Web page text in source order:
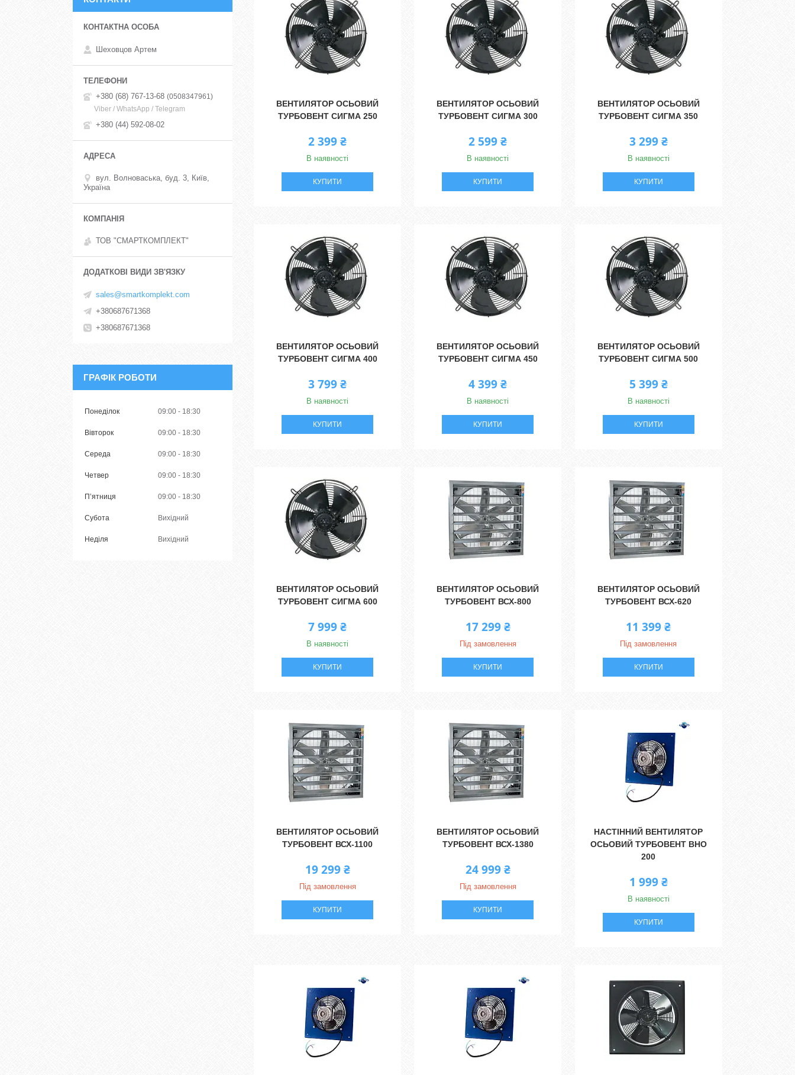
ВЕНТИЛЯТОР ОСЬОВИЙ
ТУРБОВЕНТ СИГМА 250
2 399 ₴
В наявності
КУПИТИ
ВЕНТИЛЯТОР ОСЬОВИЙ
ТУРБОВЕНТ СИГМА 300
2 599 ₴
В наявності
КУПИТИ
ВЕНТИЛЯТОР ОСЬОВИЙ
ТУРБОВЕНТ СИГМА 350
3 299 ₴
В наявності
КУПИТИ
ВЕНТИЛЯТОР ОСЬОВИЙ
ТУРБОВЕНТ СИГМА 400
3 799 ₴
В наявності
КУПИТИ
ВЕНТИЛЯТОР ОСЬОВИЙ
ТУРБОВЕНТ СИГМА 450
4 399 ₴
В наявності
КУПИТИ
ВЕНТИЛЯТОР ОСЬОВИЙ
ТУРБОВЕНТ СИГМА 500
5 399 ₴
В наявності
КУПИТИ
ВЕНТИЛЯТОР ОСЬОВИЙ
ТУРБОВЕНТ СИГМА 600
7 999 ₴
В наявності
КУПИТИ
ВЕНТИЛЯТОР ОСЬОВИЙ
ТУРБОВЕНТ ВСХ-800
17 299 ₴
Під замовлення
КУПИТИ
ВЕНТИЛЯТОР ОСЬОВИЙ
ТУРБОВЕНТ ВСХ-620
11 399 ₴
Під замовлення
КУПИТИ
ВЕНТИЛЯТОР ОСЬОВИЙ
ТУРБОВЕНТ ВСХ-1100
19 299 ₴
Під замовлення
КУПИТИ
ВЕНТИЛЯТОР ОСЬОВИЙ
ТУРБОВЕНТ ВСХ-1380
24 999 ₴
Під замовлення
КУПИТИ
НАСТІННИЙ ВЕНТИЛЯТОР
ОСЬОВИЙ ТУРБОВЕНТ ВНО
200
1 999 ₴
В наявності
КУПИТИ
Шеховцов Артем
+380 (68) 767-13-68 0508347961
Viber / WhatsApp / Telegram
+380 (44) 592-08-02
вул. Волноваська, буд. 3, Київ,
Україна
ТОВ "СМАРТКОМПЛЕКТ"
sales@smartkomplekt.com
+380687671368
+380687671368
ГРАФІК РОБОТИ
Понеділок 09:00 18:30
Вівторок 09:00 18:30
Середа 09:00 18:30
Четвер 09:00 18:30
Пʼятниця 09:00 18:30
Субота Вихідний
Неділя Вихідний